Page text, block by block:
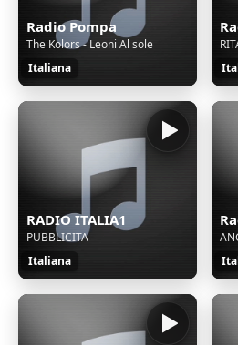
Radio Pompa
The Kolors - Leoni Al sole
Italiana
RADIO ITALIA1
PUBBLICITA
Italiana